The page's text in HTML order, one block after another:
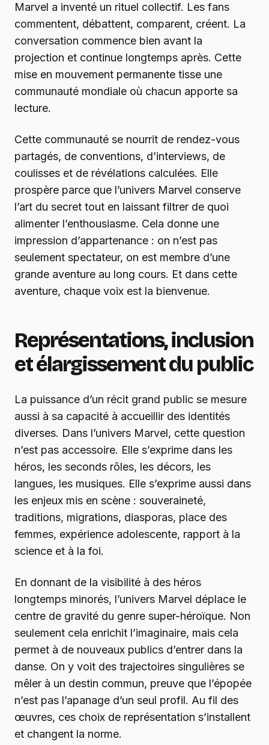
Marvel a inventé un rituel collectif. Les fans
commentent, débattent, comparent, créent. La
conversation commence bien avant la
projection et continue longtemps après. Cette
mise en mouvement permanente tisse une
communauté mondiale où chacun apporte sa
lecture.
Cette communauté se nourrit de rendez-vous
partagés, de conventions, d’interviews, de
coulisses et de révélations calculées. Elle
prospère parce que l’univers Marvel conserve
l’art du secret tout en laissant filtrer de quoi
alimenter l’enthousiasme. Cela donne une
impression d’appartenance : on n’est pas
seulement spectateur, on est membre d’une
grande aventure au long cours. Et dans cette
aventure, chaque voix est la bienvenue.
Représentations, inclusion
et élargissement du public
La puissance d’un récit grand public se mesure
aussi à sa capacité à accueillir des identités
diverses. Dans l’univers Marvel, cette question
n’est pas accessoire. Elle s’exprime dans les
héros, les seconds rôles, les décors, les
langues, les musiques. Elle s’exprime aussi dans
les enjeux mis en scène : souveraineté,
traditions, migrations, diasporas, place des
femmes, expérience adolescente, rapport à la
science et à la foi.
En donnant de la visibilité à des héros
longtemps minorés, l’univers Marvel déplace le
centre de gravité du genre super-héroïque. Non
seulement cela enrichit l’imaginaire, mais cela
permet à de nouveaux publics d’entrer dans la
danse. On y voit des trajectoires singulières se
mêler à un destin commun, preuve que l’épopée
n’est pas l’apanage d’un seul profil. Au fil des
œuvres, ces choix de représentation s’installent
et changent la norme.